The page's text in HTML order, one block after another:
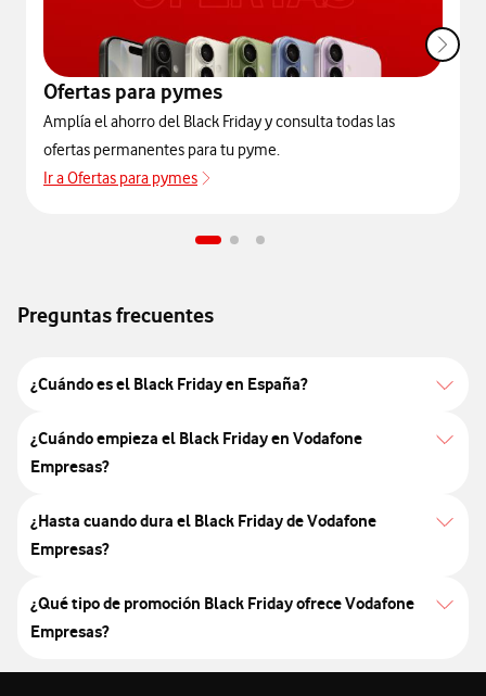
Ofertas para pymes
Amplía el ahorro del Black Friday y consulta todas las
ofertas permanentes para tu pyme.
Ir a Ofertas para pymes
Preguntas frecuentes
¿Cuándo es el Black Friday en España?
¿Cuándo empieza el Black Friday en Vodafone
Empresas?
¿Hasta cuando dura el Black Friday de Vodafone
Empresas?
¿Qué tipo de promoción Black Friday ofrece Vodafone
Empresas?